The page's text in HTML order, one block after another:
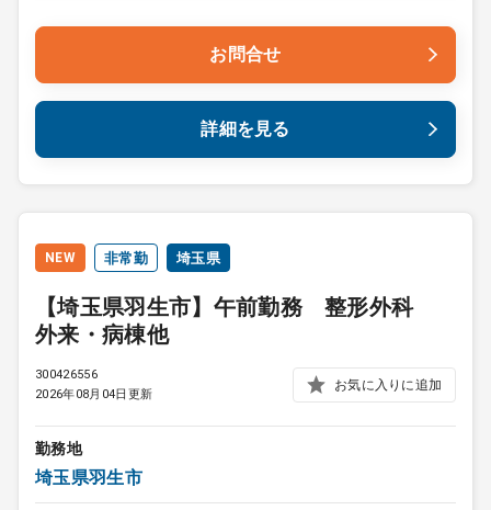
お問合せ
詳細を見る
NEW 非常勤 埼玉県
【埼玉県羽生市】午前勤務 整形外科
外来・病棟他
300426556
2026年08月04日更新
お気に入りに追加
勤務地
埼玉県羽生市